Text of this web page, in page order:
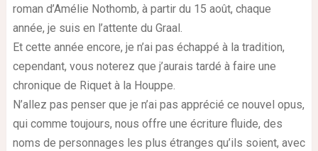
roman d’Amélie Nothomb, à partir du 15 août, chaque
année, je suis en l’attente du Graal.
Et cette année encore, je n’ai pas échappé à la tradition,
cependant, vous noterez que j’aurais tardé à faire une
chronique de Riquet à la Houppe.
N’allez pas penser que je n’ai pas apprécié ce nouvel opus,
qui comme toujours, nous offre une écriture fluide, des
noms de personnages les plus étranges qu’ils soient, avec